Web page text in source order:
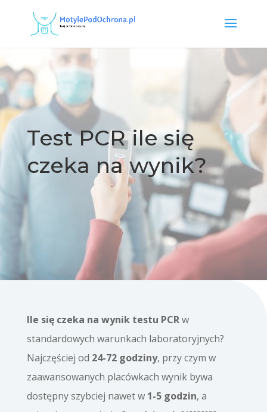
Test PCR ile się
czeka na wynik?
Ile się czeka na wynik testu PCRw
standardowych warunkach laboratoryjnych?
Najczęściej od 24-72 godziny, przy czym w
zaawansowanych placówkach wynik bywa
dostępny szybciej nawet w 1-5 godzin, a